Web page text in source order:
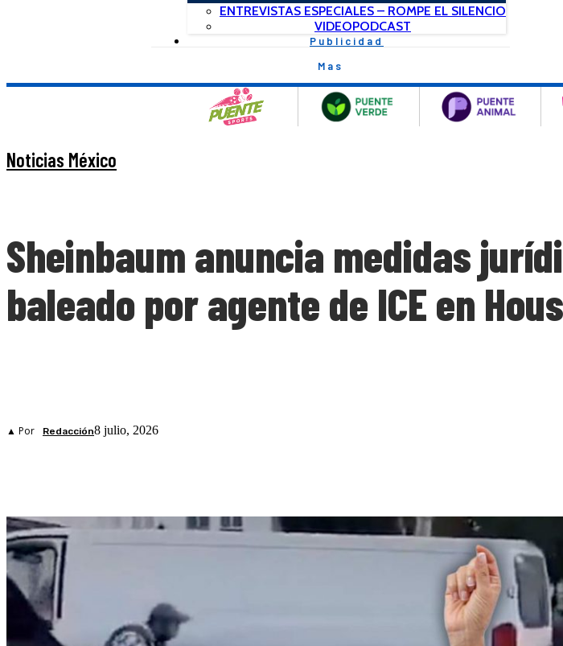
ENTREVISTAS ESPECIALES – ROMPE EL SILENCIO
VIDEOPODCAST
Publicidad
Mas
Noticias México
Sheinbaum anuncia medidas
baleado por agente de ICE en
▲ Por Redacción8 julio, 2026